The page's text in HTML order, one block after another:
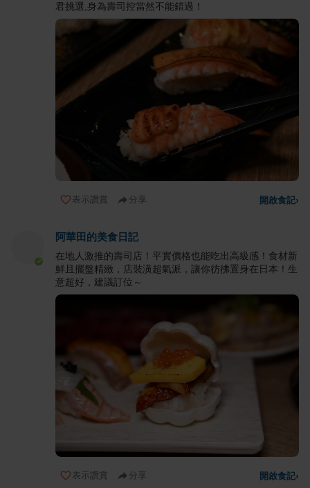
君挑選,身為壽司控當然不能錯過！
表示讚賞 分享 開啟食記›
阿華田的美食日記
在地人激推的壽司店！平實價格也能吃出高級感！食材新
鮮且擺盤精緻，店裝潢超氣派，讓你彷彿置身在日本！生
意超好，建議訂位～
表示讚賞 分享 開啟食記›